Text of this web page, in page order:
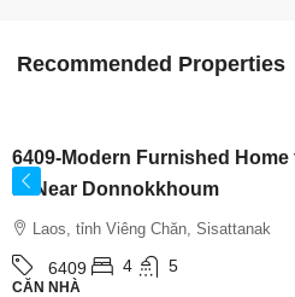
Recommended Properties
6409-Modern Furnished Home
in Near Donnokkhoum
Laos, tỉnh Viêng Chăn, Sisattanak
6409 4 5
CĂN NHÀ